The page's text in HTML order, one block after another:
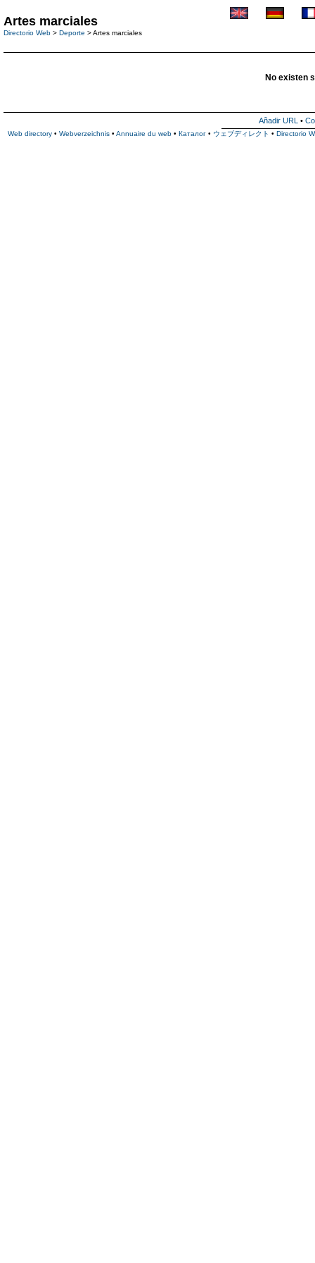
Artes marciales
Directorio Web > Deporte > Artes marciales
No existen
Añadir URL •
Web directory • Webverzeichnis • Annuaire du web • Каталог • ウェブディレクト • Directorio